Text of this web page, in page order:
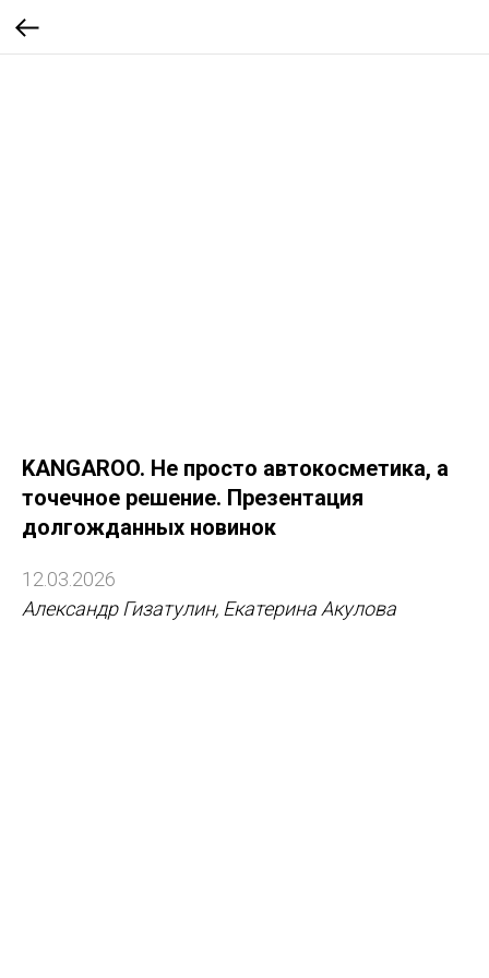
KANGAROO. Не просто автокосметика, а
точечное решение. Презентация
долгожданных новинок
12.03.2026
Александр Гизатулин, Екатерина Акулова